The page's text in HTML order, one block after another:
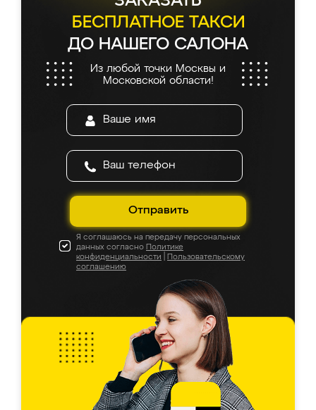
БЕСПЛАТНОЕ ТАКСИ
ДО НАШЕГО САЛОНА
Из любой точки Москвы и
Московской области!
Отправить
Я соглашаюсь на передачу персональных
данных согласно Политике
конфиденциальности
Пользовательскому
соглашению